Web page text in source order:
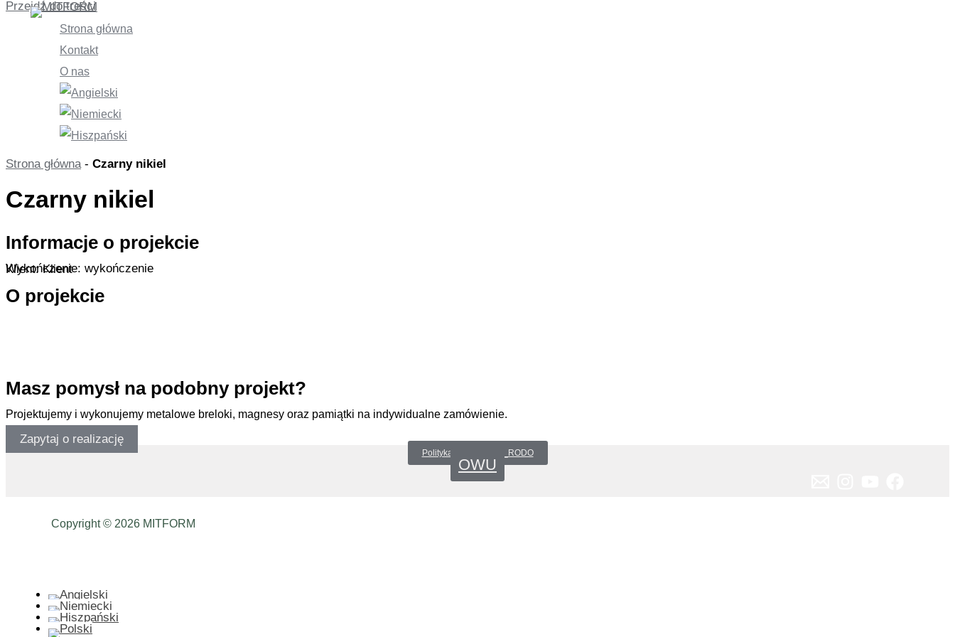
Przejdź do treści
Strona główna
Kontakt
O nas
Strona główna- Czarny nikiel
Czarny nikiel
Informacje o projekcie
Wykończenie: wykończenie
Klient: Klient
O projekcie
Masz pomysł na podobny projekt?
Projektujemy i wykonujemy metalowe breloki, magnesy oraz pamiątki na indywidualne zamówienie.
Zapytaj o realizację
Polityka prywatności _RODO
OWU
Copyright © 2026 MITFORM